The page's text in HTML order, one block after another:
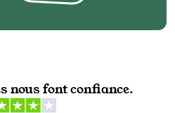
nous font confiance.